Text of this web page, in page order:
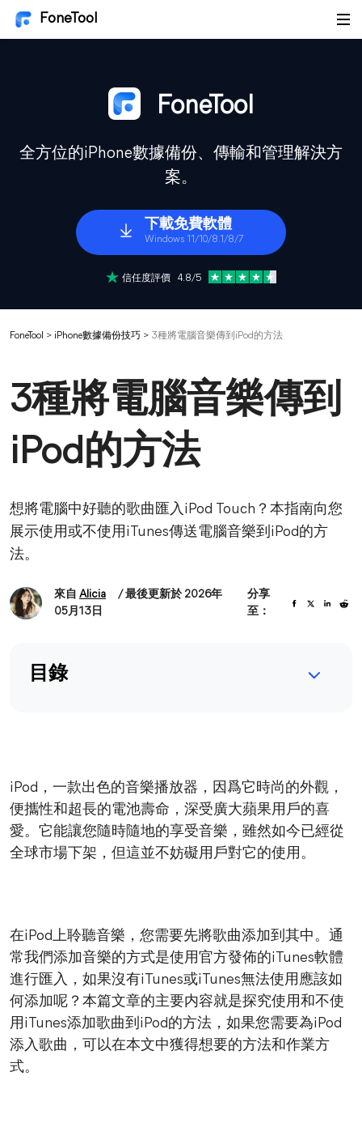
FoneTool
FoneTool
全方位的iPhone數據備份、傳輸和管理解決方
案。
下載免費軟體
Windows 11/10/8.1/8/7
信任度評價 4.8/5
FoneTool > iPhone數據備份技巧 > 3種將電腦音樂傳到iPod的方法
3種將電腦音樂傳到
iPod的方法
想將電腦中好聽的歌曲匯入iPod Touch？本指南向您
展示使用或不使用iTunes傳送電腦音樂到iPod的方
法。
來自 Alicia
/ 最後更新於 2026年
05月13日
分享
至：
目錄
iPod，一款出色的音樂播放器，因爲它時尚的外觀，
便攜性和超長的電池壽命，深受廣大蘋果用戶的喜
愛。它能讓您隨時隨地的享受音樂，雖然如今已經從
全球市場下架，但這並不妨礙用戶對它的使用。
在iPod上聆聽音樂，您需要先將歌曲添加到其中。通
常我們添加音樂的方式是使用官方發佈的iTunes軟體
進行匯入，如果沒有iTunes或iTunes無法使用應該如
何添加呢？本篇文章的主要内容就是探究使用和不使
用iTunes添加歌曲到iPod的方法，如果您需要為iPod
添入歌曲，可以在本文中獲得想要的方法和作業方
式。